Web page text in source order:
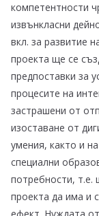
компетентности
извънкласни
вкл. за развитие
проекта ще се
предпоставки за
процесите на
застрашени от
изоставане от
умения, както и
специални
потребности, т.е.
проекта да има и